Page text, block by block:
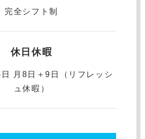
完全シフト制
休日休暇
月8日＋9日（リフレッシ
ュ休暇）